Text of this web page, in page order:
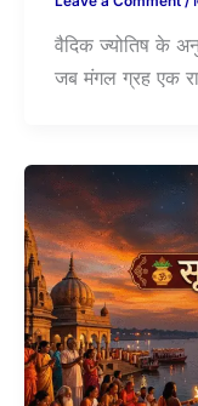
वैदिक ज्योतिष के
जब मंगल ग्रह एक